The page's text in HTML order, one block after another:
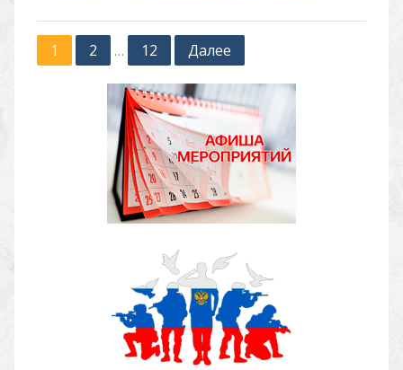
Пагинация
1 2 … 12 Далее